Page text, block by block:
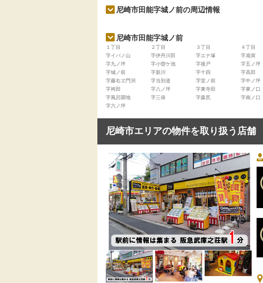
尼崎市田能字城ノ前の周辺情報
尼崎市田能字城ノ前
１丁目 ２丁目 ３丁目 ４丁目
字イバノ山
字伊丹川田 字エナ塚 字扇寅
字九ノ坪
字小曽ケ池 字後戸 字五ノ坪
字城ノ前
字新川 字十四 字高田
字藤右ヱ門渕
字当別道 字堂ノ前 字中ノ坪
字袴田
字八ノ坪 字東寺田 字東ノ口
字風呂開地
字三保 字森尻 字南ノ口
字六ノ坪
尼崎市エリアの物件を取り扱う店舗